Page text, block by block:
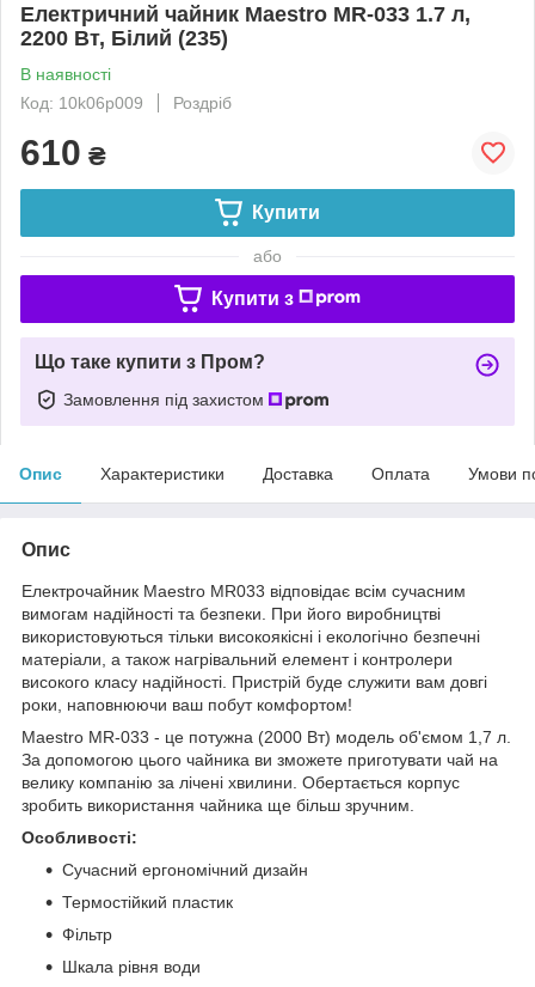
Електричний чайник Maestro MR-033 1.7 л,
2200 Вт, Білий (235)
В наявності
Код: 10k06p009
Роздріб
610 ₴
Купити
або
Купити з
Що таке купити з Пром?
Замовлення під захистом
Опис Характеристики Доставка Оплата Умови
Опис
Електрочайник Maestro MR033 відповідає всім сучасним
вимогам надійності та безпеки. При його виробництві
використовуються тільки високоякісні і екологічно безпечні
матеріали, а також нагрівальний елемент і контролери
високого класу надійності. Пристрій буде служити вам довгі
роки, наповнюючи ваш побут комфортом!
Maestro MR-033 - це потужна (2000 Вт) модель об'ємом 1,7 л.
За допомогою цього чайника ви зможете приготувати чай на
велику компанію за лічені хвилини. Обертається корпус
зробить використання чайника ще більш зручним.
Особливості:
Сучасний ергономічний дизайн
Термостійкий пластик
Фільтр
Шкала рівня води